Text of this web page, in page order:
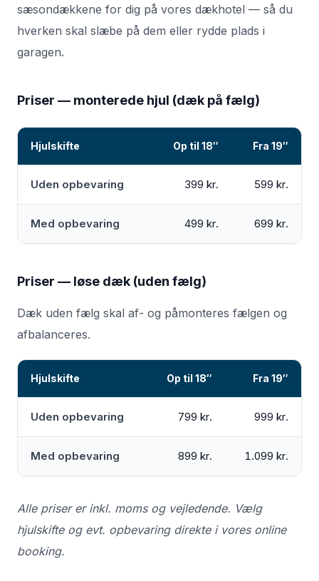
sæsondækkene for dig på vores dækhotel — så du
hverken skal slæbe på dem eller rydde plads i
garagen.
Priser — monterede hjul (dæk på fælg)
Hjulskifte Op til 18″ Fra 19″
Uden opbevaring 399 kr. 599 kr.
Med opbevaring 499 kr. 699 kr.
Priser — løse dæk (uden fælg)
Dæk uden fælg skal af- og påmonteres fælgen og
afbalanceres.
Hjulskifte Op til 18″ Fra 19″
Uden opbevaring 799 kr. 999 kr.
Med opbevaring 899 kr. 1.099 kr.
Alle priser er inkl. moms og vejledende. Vælg
hjulskifte og evt. opbevaring direkte i vores online
booking.